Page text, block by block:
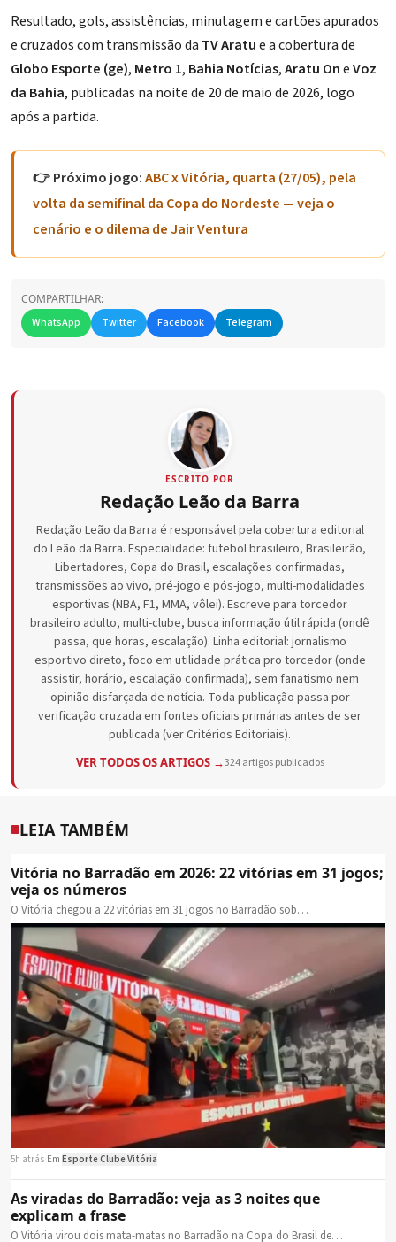
Resultado, gols, assistências, minutagem e cartões apurados
e cruzados com transmissão da TV Aratue a cobertura de
Globo Esporte (ge), Metro 1, Bahia Notícias,Aratu OneVoz
da Bahia, publicadas na noite de 20 de maio de 2026, logo
após a partida.
👉 Próximo jogo:ABC x Vitória, quarta (27/05), pela
volta da semifinal da Copa do Nordeste — veja o
cenário e o dilema de Jair Ventura
COMPARTILHAR:
WhatsApp
Twitter Facebook Telegram
ESCRITO POR
Redação Leão da Barra
Redação Leão da Barra é responsável pela cobertura editorial
do Leão da Barra. Especialidade: futebol brasileiro, Brasileirão,
Libertadores, Copa do Brasil, escalações confirmadas,
transmissões ao vivo, pré-jogo e pós-jogo, multi-modalidades
esportivas (NBA, F1, MMA, vôlei). Escreve para torcedor
brasileiro adulto, multi-clube, busca informação útil rápida (ondê
passa, que horas, escalação). Linha editorial: jornalismo
esportivo direto, foco em utilidade prática pro torcedor (onde
assistir, horário, escalação confirmada), sem fanatismo nem
opinião disfarçada de notícia. Toda publicação passa por
verificação cruzada em fontes oficiais primárias antes de ser
publicada (ver Critérios Editoriais).
VER TODOS OS ARTIGOS →324 artigos publicados
LEIA TAMBÉM
Vitória no Barradão em 2026: 22 vitórias em 31 jogos;
veja os números
O Vitória chegou a 22 vitórias em 31 jogos no Barradão sob…
5h atrás Em Esporte Clube Vitória
As viradas do Barradão: veja as 3 noites que
explicam a frase
O Vitória virou dois mata-matas no Barradão na Copa do Brasil de…